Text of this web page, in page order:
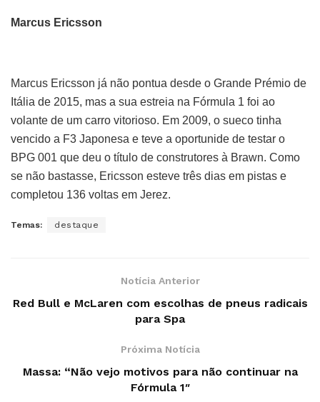
Marcus Ericsson
Marcus Ericsson já não pontua desde o Grande Prémio de
Itália de 2015, mas a sua estreia na Fórmula 1 foi ao
volante de um carro vitorioso. Em 2009, o sueco tinha
vencido a F3 Japonesa e teve a oportunide de testar o
BPG 001 que deu o título de construtores à Brawn. Como
se não bastasse, Ericsson esteve três dias em pistas e
completou 136 voltas em Jerez.
Temas: destaque
Notícia Anterior
Red Bull e McLaren com escolhas de pneus radicais
para Spa
Próxima Notícia
Massa: “Não vejo motivos para não continuar na
Fórmula 1″